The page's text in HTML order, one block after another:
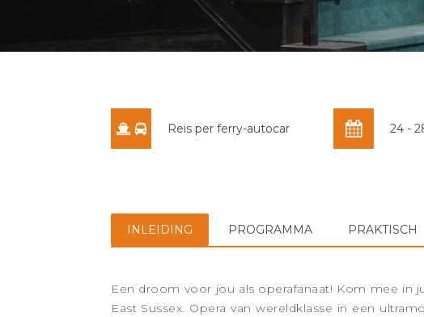
Reis per ferry-autocar 24 -
INLEIDING PROGRAMMA PRAKTISCH
Een droom voor jou als operafanaat! Kom mee in
East Sussex. Opera van wereldklasse in een